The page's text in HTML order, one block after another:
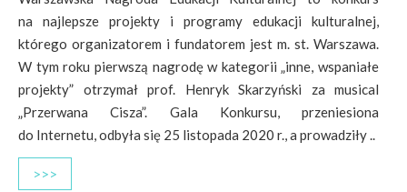
na najlepsze projekty i programy edukacji kulturalnej,
którego organizatorem i fundatorem jest m. st. Warszawa.
W tym roku pierwszą nagrodę w kategorii „inne, wspaniałe
projekty” otrzymał prof. Henryk Skarzyński za musical
„Przerwana Cisza”. Gala Konkursu, przeniesiona
do Internetu, odbyła się 25 listopada 2020 r., a prowadziły ..
>>>